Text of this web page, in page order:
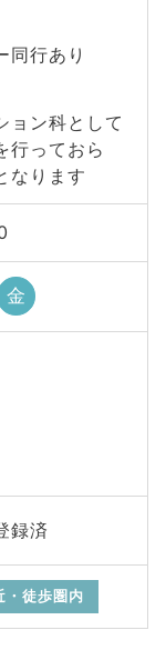
同行あり
ョン科として
行っておら
なります
金
録済
・徒歩圏内